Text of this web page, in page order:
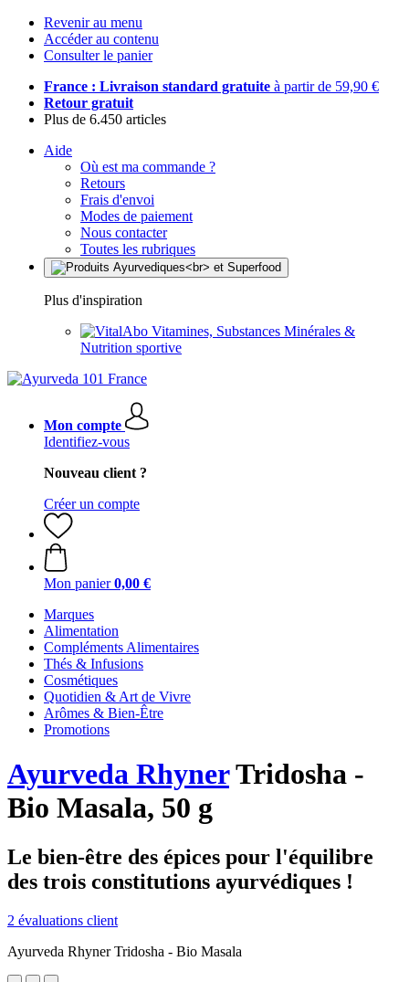
Revenir au menu
Accéder au contenu
Consulter le panier
France : Livraison standard gratuite à partir de 59,90 €
Retour gratuit
Plus de 6.450 articles
Aide
Où est ma commande ?
Retours
Frais d'envoi
Modes de paiement
Nous contacter
Toutes les rubriques
Plus d'inspiration
Vitamines, Substances Minérales &
Nutrition sportive
Mon compte
Identifiez-vous
Nouveau client ?
Créer un compte
Mon panier 0,00 €
Marques
Alimentation
Compléments Alimentaires
Thés & Infusions
Cosmétiques
Quotidien & Art de Vivre
Arômes & Bien-Être
Promotions
Ayurveda RhynerTridosha -
Bio Masala, 50 g
Le bien-être des épices pour l'équilibre
des trois constitutions ayurvédiques !
2 évaluations client
Ayurveda Rhyner Tridosha - Bio Masala